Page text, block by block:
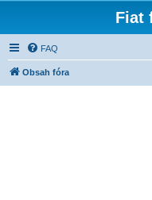
Fiat
FAQ
Obsah fóra